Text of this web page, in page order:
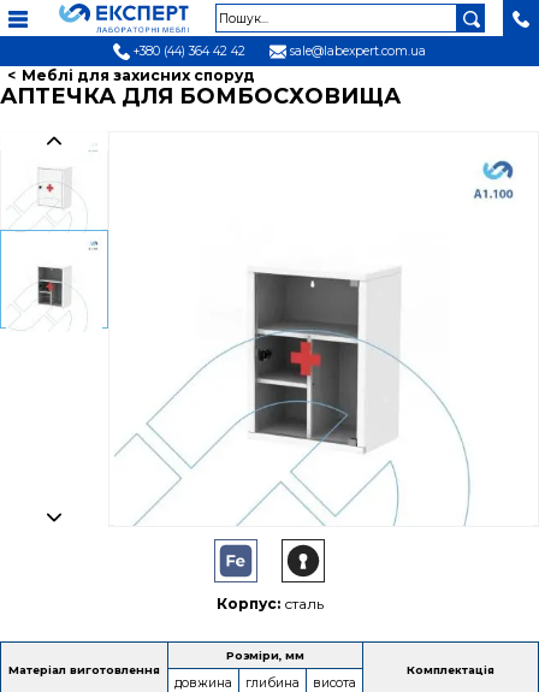
+380 (44) 364 42 42 sale@labexpert.com.ua
Меблі для захисних споруд
АПТЕЧКА ДЛЯ БОМБОСХОВИЩА
Корпус: сталь
Матеріал виготовлення
Розміри, мм
Комплектація
довжина глибина висота